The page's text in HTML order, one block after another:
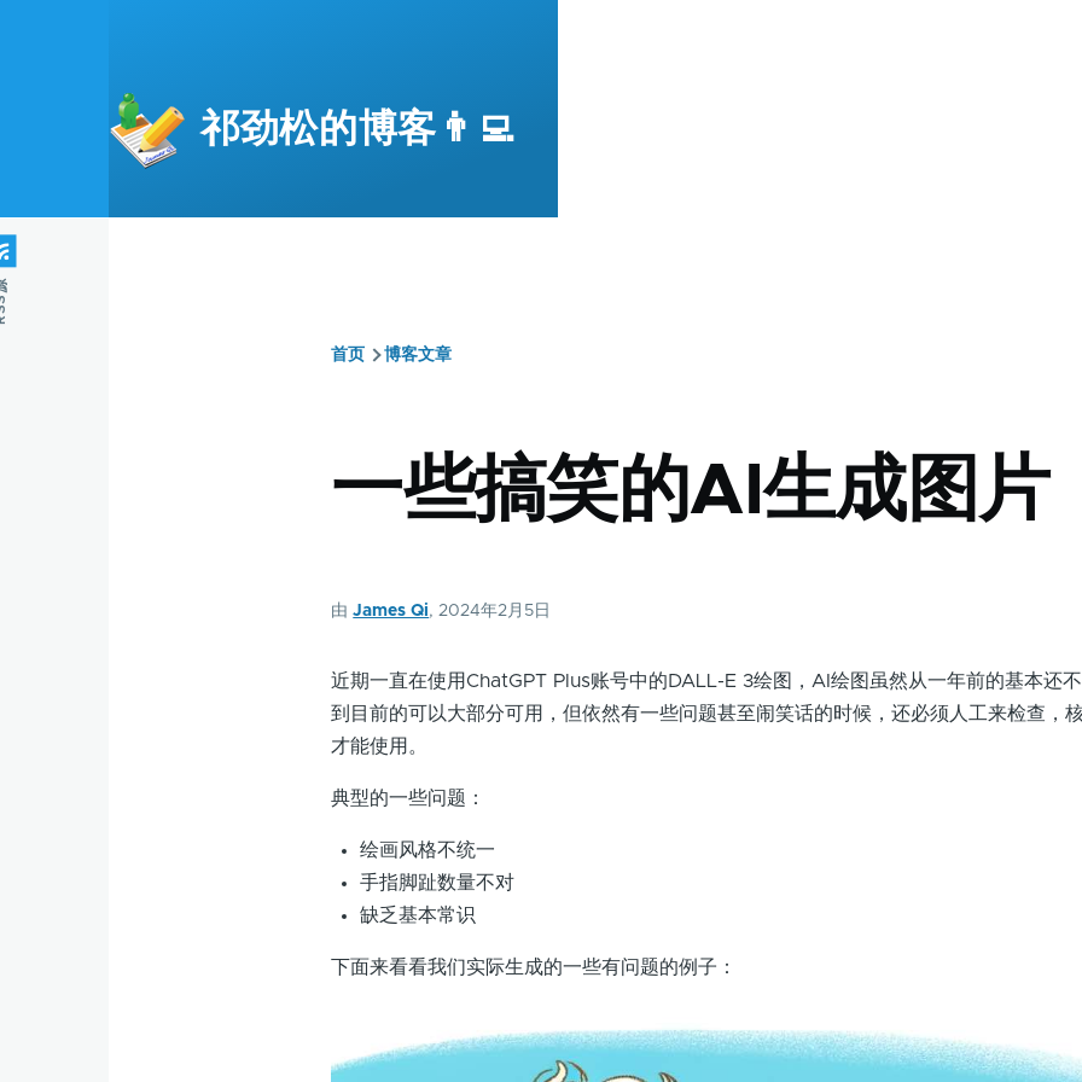
祁劲松的博客👨‍💻
首页 博客文章
一些搞笑的AI生成图片
由James Qi, 2024年2月5日
近期一直在使用ChatGPT Plus账号中的DALL-E 3绘图，AI绘图虽然从一年前的基本还
到目前的可以大部分可用，但依然有一些问题甚至闹笑话的时候，还必须人工来检查，
才能使用。
典型的一些问题：
绘画风格不统一
手指脚趾数量不对
缺乏基本常识
下面来看看我们实际生成的一些有问题的例子：